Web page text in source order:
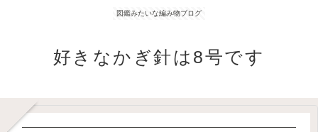
図鑑みたいな編み物ブログ
好きなかぎ針は8号です